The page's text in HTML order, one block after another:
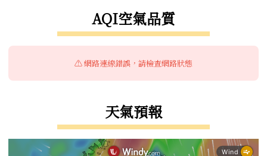
右邊區域內容AQI空氣品質
⚠️ 網路連線錯誤，請檢查網路狀態
天氣預報